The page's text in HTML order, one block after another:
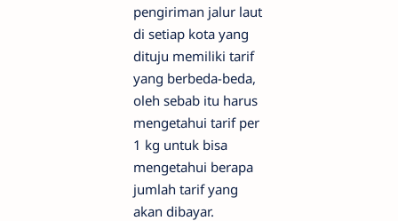
pengiriman jalur laut
di setiap kota yang
dituju memiliki tarif
yang berbeda-beda,
oleh sebab itu harus
mengetahui tarif per
1 kg untuk bisa
mengetahui berapa
jumlah tarif yang
akan dibayar.